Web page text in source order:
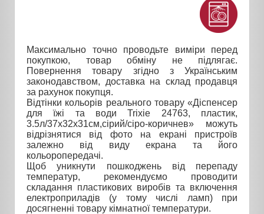
Максимально точно проводьте виміри перед
покупкою, товар обміну не підлягає.
Повернення товару згідно з Українським
законодавством, доставка на склад продавця
за рахунок покупця.
Відтінки кольорів реального товару «Діспенсер
для їжі та води Trixie 24763, пластик,
3.5л/37х32х31см,сірий/сіро-коричнев» можуть
відрізнятися від фото на екрані пристроїв
залежно від виду екрана та його
кольоропередачі.
Щоб уникнути пошкоджень від перепаду
температур, рекомендуємо проводити
складання пластикових виробів та включення
електроприладів (у тому числі ламп) при
досягненні товару кімнатної температури.